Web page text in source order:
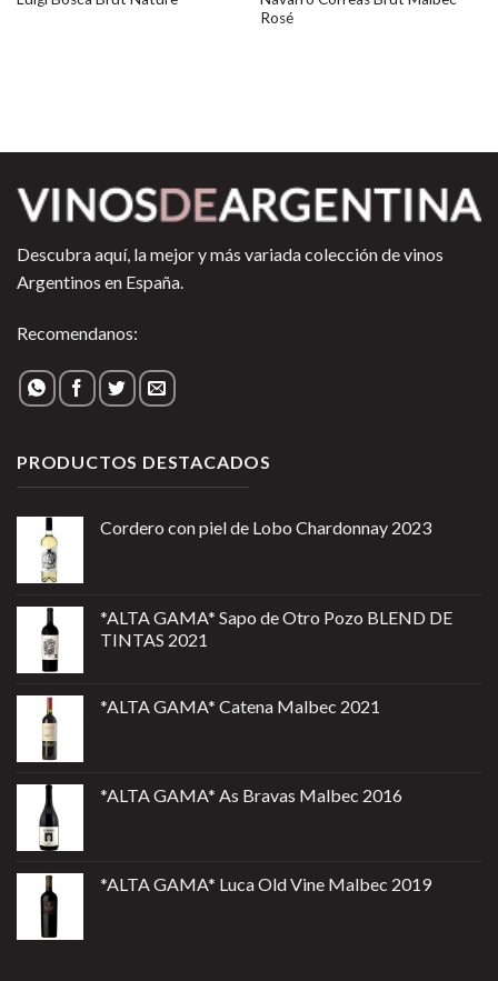
Rosé
Descubra aquí, la mejor y más variada colección de vinos
Argentinos en España.
Recomendanos:
PRODUCTOS DESTACADOS
Cordero con piel de Lobo Chardonnay 2023
*ALTA GAMA* Sapo de Otro Pozo BLEND DE
TINTAS 2021
*ALTA GAMA* Catena Malbec 2021
*ALTA GAMA* As Bravas Malbec 2016
*ALTA GAMA* Luca Old Vine Malbec 2019